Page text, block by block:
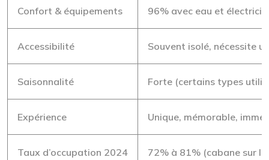
Confort & équipements 96% avec eau et
Accessibilité Souvent isolé, nécessite
Saisonnalité Forte (certains types
Expérience Unique, mémorable,
Taux d’occupation 2024 72% à 81% (cabane sur